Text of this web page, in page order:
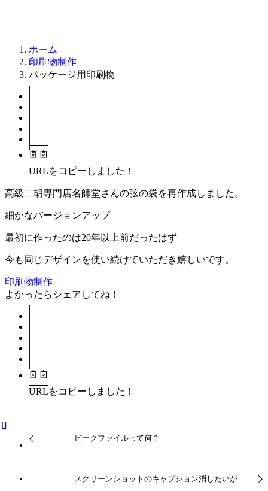
ホーム
印刷物制作
パッケージ用印刷物
URLをコピーしました！
高級二胡専門店名師堂さんの弦の袋を再作成しました。
細かなバージョンアップ
最初に作ったのは20年以上前だったはず
今も同じデザインを使い続けていただき嬉しいです。
印刷物制作
よかったらシェアしてね！
URLをコピーしました！
ピークファイルって何？
スクリーンショットのキャプション消したいが